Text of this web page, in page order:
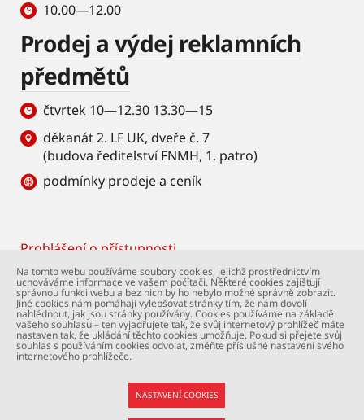
10.00—12.00
Prodej a výdej reklamních
předmětů
čtvrtek 10—12.30 13.30—15
děkanát 2. LF UK, dveře č. 7
(budova ředitelství FNMH, 1. patro)
podmínky prodeje a ceník
Footer
Prohlášení o přístupnosti
© Univerzita Karlova – 2. lékařská fakulta. Všechna
práva vyhrazena. Foto: 2. LF a Shutterstock.com.
Podpora webu:webmaster@lfmotol.cuni.cz
Na tomto webu používáme soubory cookies, jejichž prostřednictvím
uchováváme informace ve vašem počítači. Některé cookies zajišťují
správnou funkci webu a bez nich by ho nebylo možné správně zobrazit.
Jiné cookies nám pomáhají vylepšovat stránky tím, že nám dovolí
nahlédnout, jak jsou stránky používány. Cookies používáme na základě
vašeho souhlasu – ten vyjadřujete tak, že svůj internetový prohlížeč máte
nastaven tak, že ukládání těchto cookies umožňuje. Pokud si přejete svůj
souhlas s používáním cookies odvolat, změňte příslušné nastavení svého
internetového prohlížeče.
NASTAVENÍ COOKIES